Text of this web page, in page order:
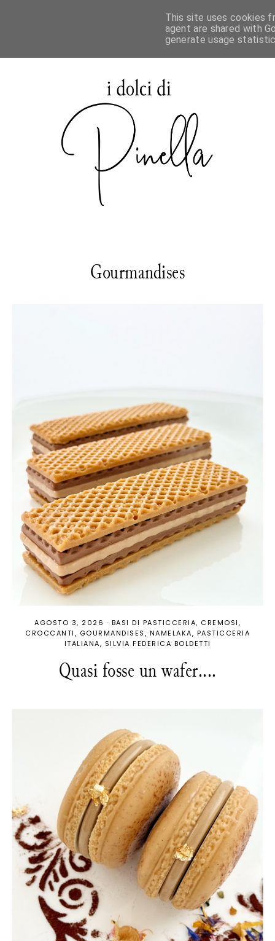
Gourmandises
AGOSTO 3, 2026 · BASI DI PASTICCERIA
CREMOSI
CROCCANTI
GOURMANDISES NAMELAKA
PASTICCERIA
ITALIANA
SILVIA FEDERICA BOLDETTI
Quasi fosse un wafer....
This site uses cookies
agent are shared with
generate usage